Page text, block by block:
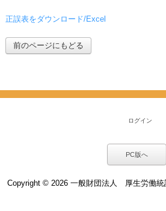
正誤表をダウンロード/Excel
前のページにもどる
ログイン
PC版へ
Copyright ©2026 一般財団法人 厚生労働統